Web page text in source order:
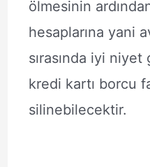
ölmesinin
hesaplarına yani
sırasında iyi
kredi kartı borcu
silinebilecektir.